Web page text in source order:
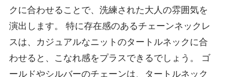
クに合わせることで、洗練された大人の雰囲気を
演出します。 特に存在感のあるチェーンネックレ
スは、カジュアルなニットのタートルネックに合
わせると、こなれ感をプラスできるでしょう。 ゴ
ールドやシルバーのチェーンは、タートルネック